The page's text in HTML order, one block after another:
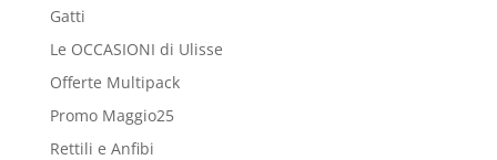
Gatti
Le OCCASIONI di Ulisse
Offerte Multipack
Promo Maggio25
Rettili e Anfibi